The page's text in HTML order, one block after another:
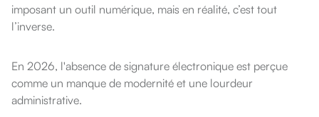
imposant un outil numérique, mais en réalité, c’est tout
l’inverse.
En 2026, l'absence de signature électronique est perçue
comme un manque de modernité et une lourdeur
administrative.